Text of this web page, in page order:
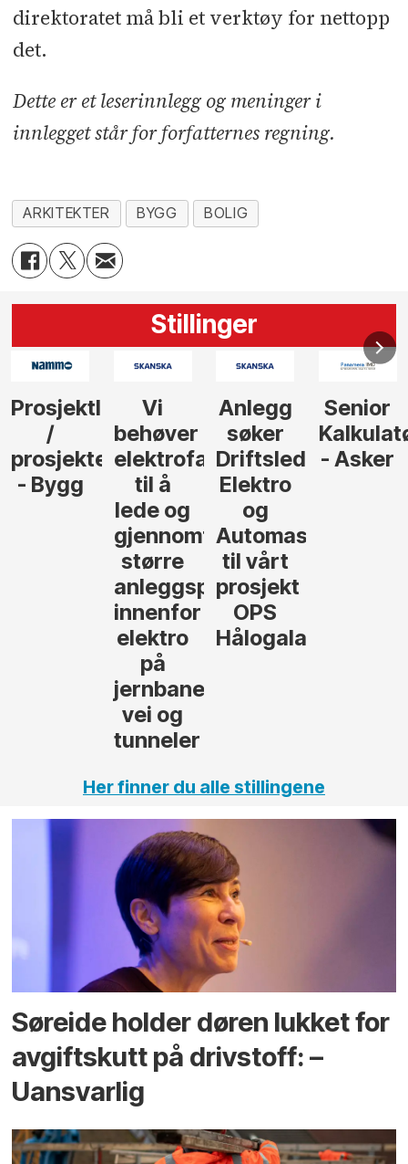
direktoratet må bli et verktøy for nettopp
det.
Dette er et leserinnlegg og meninger i
innlegget står for forfatternes regning.
ARKITEKTER BYGG BOLIG
Stillinger
Anlegg
søker
Driftsleder
Elektro
Automasjon
Hålogalandsvegen
Senior
Kalkulatør
- Asker
Senior
Tilbudsleder
Anlegg
- Oslo
Her finner du alle stillingene
Søreide holder døren lukket for
avgiftskutt på drivstoff: –
Uansvarlig